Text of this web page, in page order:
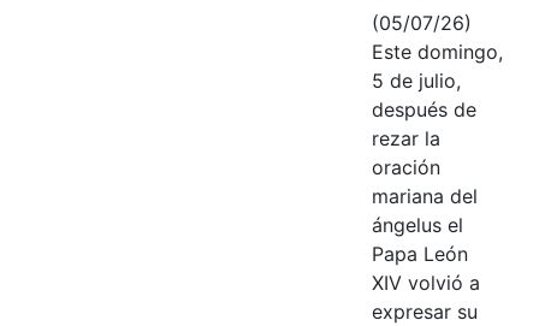
(05/07/26)
Este domingo,
5 de julio,
después de
rezar la
oración
mariana del
ángelus el
Papa León
XIV volvió a
expresar su